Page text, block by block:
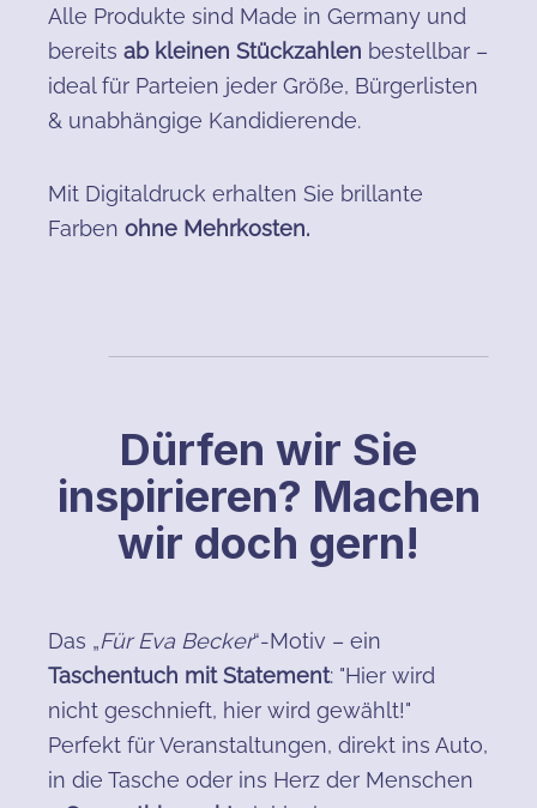
Alle Produkte sind Made in Germany und
bereits ab kleinen Stückzahlen bestellbar –
ideal für Parteien jeder Größe, Bürgerlisten
& unabhängige Kandidierende.
Mit Digitaldruck erhalten Sie brillante
Farben ohne Mehrkosten.
Dürfen wir Sie
inspirieren? Machen
wir doch gern!
Das „Für Eva Becker“-Motiv – ein
Taschentuch mit Statement: "Hier wird
nicht geschnieft, hier wird gewählt!"
Perfekt für Veranstaltungen, direkt ins Auto,
in die Tasche oder ins Herz der Menschen